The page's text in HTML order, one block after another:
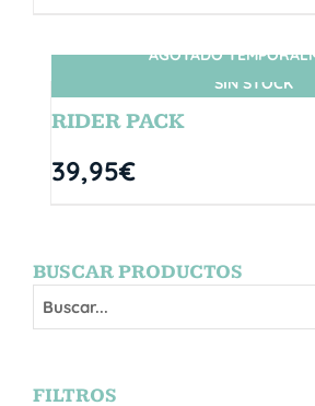
SIN STOCK
AGOTADO
RIDER PACK
39,95€
BUSCAR PRODUCTOS
FILTROS